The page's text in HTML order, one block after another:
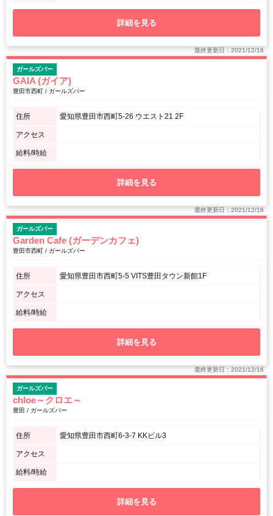
詳細を見る
最終更新日：2021/12/16
ガールズバー
GAIA (ガイア)
豊田市西町 / ガールズバー
住所 愛知県豊田市西町5-26 ウエスト21 2F
アクセス
給料/時給
詳細を見る
最終更新日：2021/12/16
ガールズバー
Garden Cafe (ガーデンカフェ)
豊田市西町 / ガールズバー
住所 愛知県豊田市西町5-5 VITS豊田タウン新館1F
アクセス
給料/時給
詳細を見る
最終更新日：2021/12/16
ガールズバー
chloe～クロエ～
豊田 / ガールズバー
住所 愛知県豊田市西町6-3-7 KKビル3
アクセス
給料/時給
詳細を見る